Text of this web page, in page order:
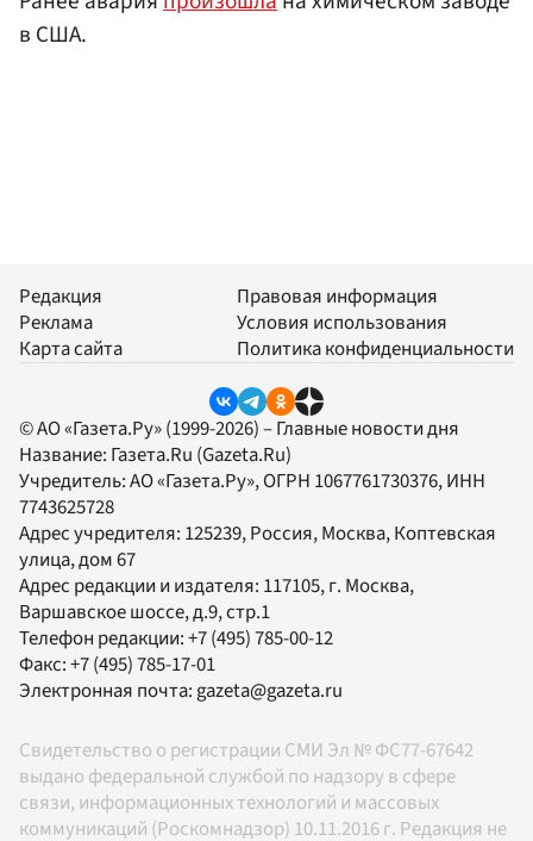
в США.
Редакция
Реклама
Карта сайта
Правовая информация
Условия использования
Политика конфиденциальности
© АО «Газета.Ру» (1999-2026) – Главные новости дня
Название: Газета.Ru (Gazeta.Ru)
Учредитель:АО «Газета.Ру», ОГРН 1067761730376, ИНН
7743625728
Адрес учредителя: 125239, Россия, Москва, Коптевская
улица, дом 67
Адрес редакции и издателя: 117105, г. Москва,
Варшавское шоссе, д.9, стр.1
Телефон редакции:+7 (495) 785-00-12
Факс:+7 (495) 785-17-01
Электронная почта: gazeta@gazeta.ru
Свидетельство о регистрации СМИ Эл № ФС77-67642
выдано федеральной службой по надзору в сфере
связи, информационных технологий и массовых
коммуникаций (Роскомнадзор) 10.11.2016 г. Редакция не